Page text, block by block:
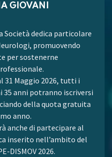
GIOVANI
Società dedica particolare
promuovendo
per sostenerne
31 Maggio 2026, tutti i
anni potranno iscriversi
della quota gratuita
anno.
anche di partecipare al
inserito nell’ambito del
DISMOV 2026.